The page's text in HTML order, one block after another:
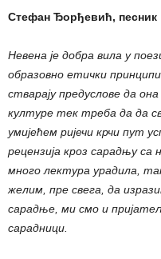
Стефан Ђорђевић, песник
Невена је добра вила у
образовно етички
стварају предуслове да
културе тек треба да да
умијећем ријечи крчи пут
рецензија кроз сарадњу
много лектура урадила,
желим, пре свега, да
сарадње, ми смо и
сарадници.